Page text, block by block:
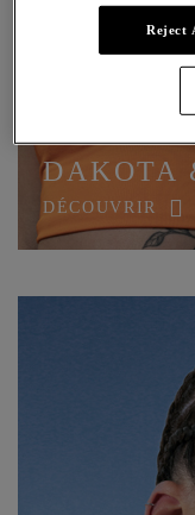
DAKOTA
DÉCOUVRIR
Reject